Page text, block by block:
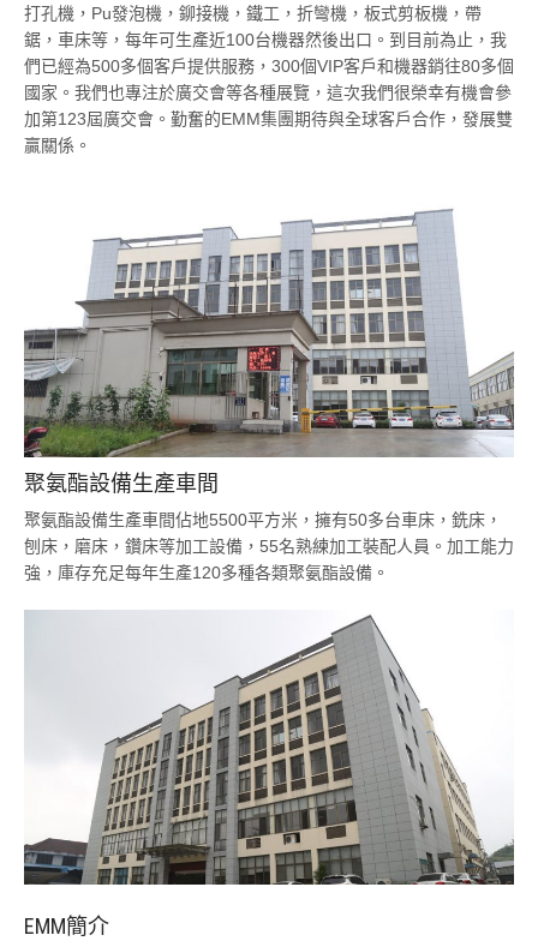
打孔機，Pu發泡機，鉚接機，鐵工，折彎機，板式剪板機，帶
鋸，車床等，每年可生產近100台機器然後出口。到目前為止，我
們已經為500多個客戶提供服務，300個VIP客戶和機器銷往80多個
國家。我們也專注於廣交會等各種展覽，這次我們很榮幸有機會參
加第123屆廣交會。勤奮的EMM集團期待與全球客戶合作，發展雙
贏關係。
聚氨酯設備生產車間
聚氨酯設備生產車間佔地5500平方米，擁有50多台車床，銑床，
刨床，磨床，鑽床等加工設備，55名熟練加工裝配人員。加工能力
強，庫存充足每年生產120多種各類聚氨酯設備。
EMM簡介